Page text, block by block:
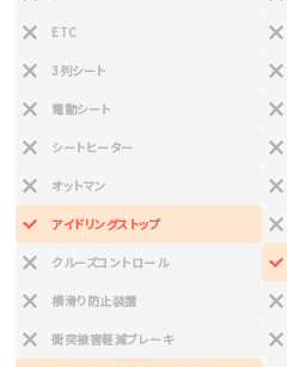
ETC
3列シート
電動シート
シートヒーター
オットマン
アイドリングストップ
クルーズコントロール
横滑り防止装置
衝突被害軽減ブレーキ